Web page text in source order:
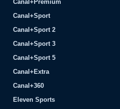
Canal+Premium
Canal+Sport
Canal+Sport 2
Canal+Sport 3
Canal+Sport 5
Canal+Extra
Canal+360
Eleven Sports